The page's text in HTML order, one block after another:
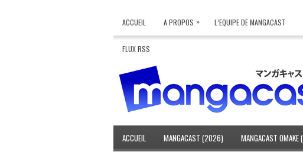
ACCUEIL A PROPOS » L’EQUIPE DE MANGACAST
FLUX RSS
ACCUEIL MANGACAST (2026) MANGACAST